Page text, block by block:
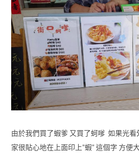
由於我們買了蝦爹 又買了蚵嗲 如果光看
家很貼心地在上面印上”蝦” 這個字 方便